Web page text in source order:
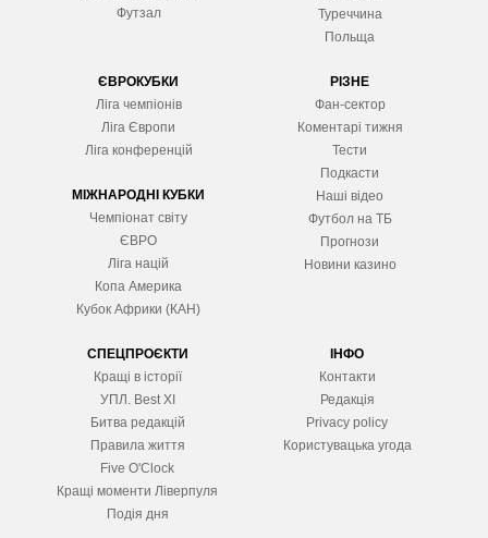
Футзал
Туреччина
Польща
ЄВРОКУБКИ
Ліга чемпіонів
Ліга Європи
Ліга конференцій
МІЖНАРОДНІ КУБКИ
Чемпіонат світу
ЄВРО
Ліга націй
Копа Америка
Кубок Африки (КАН)
РІЗНЕ
Фан-сектор
Коментарі тижня
Тести
Подкасти
Наші відео
Футбол на ТБ
Прогнози
Новини казино
СПЕЦПРОЄКТИ
Кращі в історії
УПЛ. Best XІ
Битва редакцій
Правила життя
Five O'Clock
Кращі моменти Ліверпуля
Подія дня
ІНФО
Контакти
Редакція
Privacy policy
Користувацька угода